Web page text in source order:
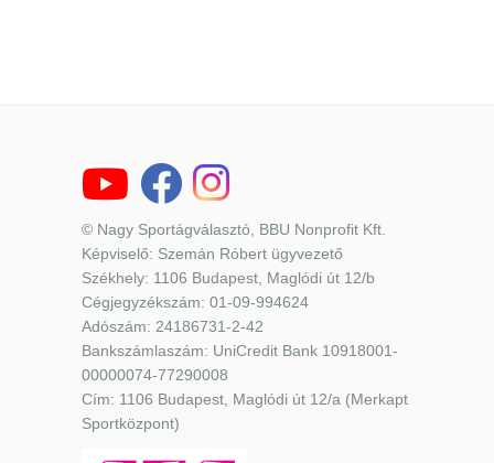
© Nagy Sportágválasztó, BBU Nonprofit Kft.
Képviselő: Szemán Róbert ügyvezető
Székhely: 1106 Budapest, Maglódi út 12/b
Cégjegyzékszám: 01-09-994624
Adószám: 24186731-2-42
Bankszámlaszám: UniCredit Bank 10918001-
00000074-77290008
Cím: 1106 Budapest, Maglódi út 12/a (Merkapt
Sportközpont)